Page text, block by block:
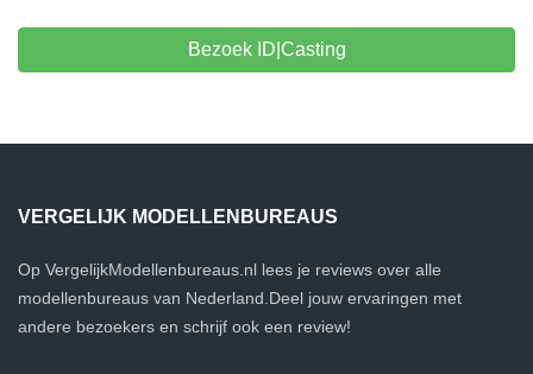
Bezoek ID|Casting
VERGELIJK MODELLENBUREAUS
Op VergelijkModellenbureaus.nl lees je reviews over alle
modellenbureaus van Nederland.Deel jouw ervaringen met
andere bezoekers en schrijf ook een review!